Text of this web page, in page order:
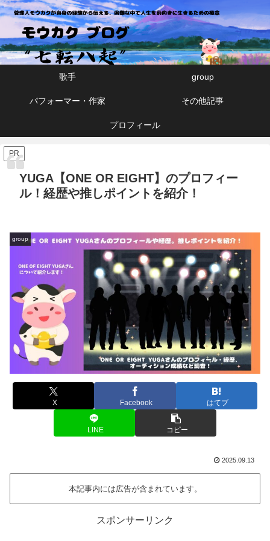
モウカクブログ「七転八起」
歌手 group
パフォーマー・作家 その他記事
プロフィール
PR
YUGA【ONE OR EIGHT】のプロフィー
ル！経歴や推しポイントを紹介！
group
X Facebook はてブ
LINE コピー
2025.09.13
本記事内には広告が含まれています。
スポンサーリンク